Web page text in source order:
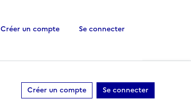
Créer un compte Se connecter
Créer un compte Se connecter